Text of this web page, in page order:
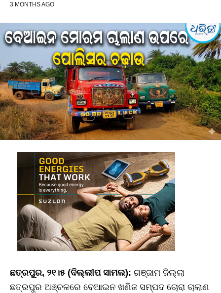
3 MONTHS AGO
ଛତ୍ରପୁର, ୨୧।୫ (ଦିଲ୍ଲୀପ ସାମଲ): ଗଞ୍ଜାମ ଜିଲ୍ଲା
ଛତ୍ରପୁର ଅଞ୍ଚଳରେ ବେଆଇନ ଖଣିଜ ସମ୍ପଦ ଚୋରା ଚାଲାଣ